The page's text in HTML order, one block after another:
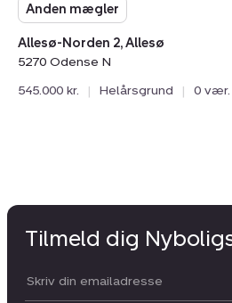
Anden mægler
Allesø-Norden 2, Allesø
5270 Odense N
545.000 kr.
| Helårsgrund | 0 vær.
Tilmeld dig
Din email: